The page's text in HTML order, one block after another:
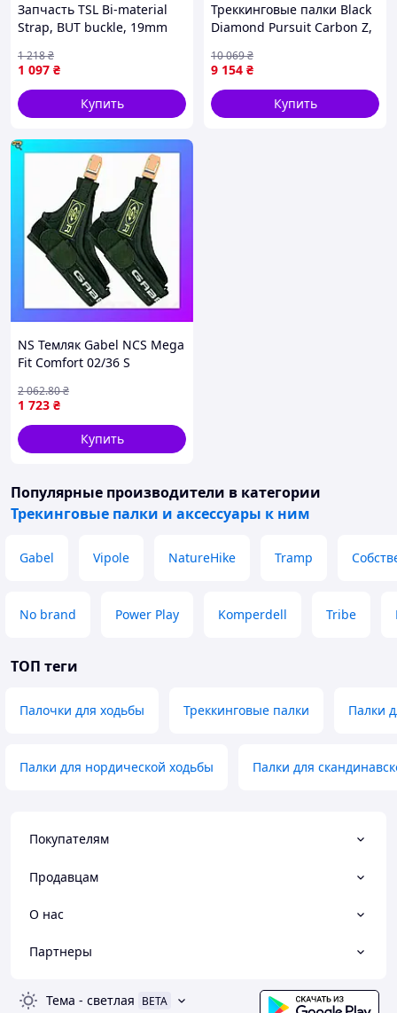
Запчасть TSL Bi-material
Strap, BUT buckle, 19mm
1 097 ₴
1 218₴
Купить
Треккинговые палки Black
Diamond Pursuit Carbon Z,
9 154 ₴
10 069₴
Купить
NS Темляк Gabel NCS Mega
Fit Comfort 02/36 S
1 723 ₴
2 062.80₴
Купить
Популярные производители в категории
Трекинговые палки и аксессуары к ним
Gabel Vipole NatureHike Tramp
No brand Power Play Komperdell Tribe
ТОП теги
Палочки для ходьбы Треккинговые палки Палки
Палки для нордической ходьбы Палки для
Покупателям
Продавцам
О нас
Партнеры
Тема - светлая BETA